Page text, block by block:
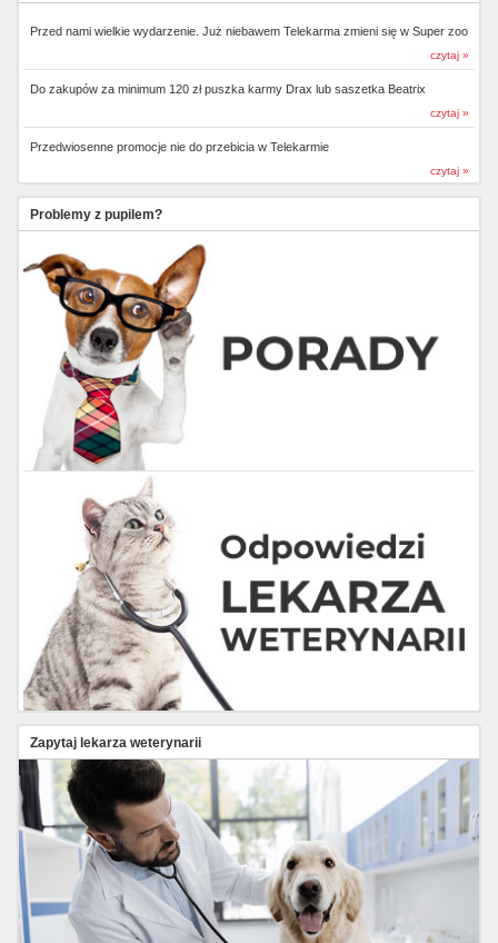
Przed nami wielkie wydarzenie. Już niebawem Telekarma zmieni się w Super zoo
czytaj »
Do zakupów za minimum 120 zł puszka karmy Drax lub saszetka Beatrix
czytaj »
Przedwiosenne promocje nie do przebicia w Telekarmie
czytaj »
Problemy z pupilem?
Zapytaj lekarza weterynarii